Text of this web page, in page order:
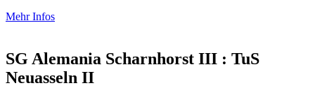
Mehr Infos
SG Alemania Scharnhorst III : TuS
Neuasseln II